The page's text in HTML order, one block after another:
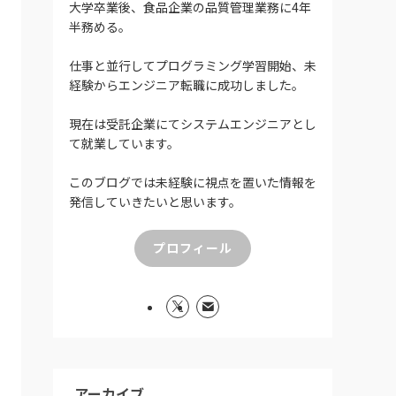
大学卒業後、食品企業の品質管理業務に4年
半務める。
仕事と並行してプログラミング学習開始、未
経験からエンジニア転職に成功しました。
現在は受託企業にてシステムエンジニアとし
て就業しています。
このブログでは未経験に視点を置いた情報を
発信していきたいと思います。
プロフィール